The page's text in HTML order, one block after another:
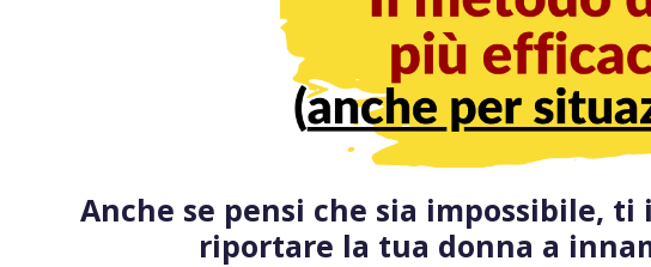
Anche se pensi che sia impossibile,
riportare la tua donna a